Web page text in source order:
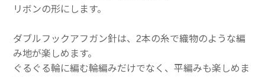
リボンの形にします。
ダブルフックアフガン針は、2本の糸で織物のような編
み地が楽しめます。
ぐるぐる輪に編む輪編みだけでなく、平編みも楽しめま